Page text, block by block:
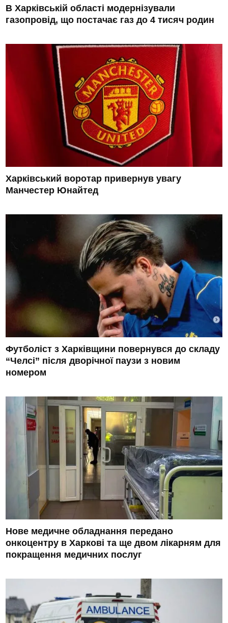
В Харківській області модернізували
газопровід, що постачає газ до 4 тисяч родин
Харківський воротар привернув увагу
Манчестер Юнайтед
Футболіст з Харківщини повернувся до складу
“Челсі” після дворічної паузи з новим
номером
Нове медичне обладнання передано
онкоцентру в Харкові та ще двом лікарням для
покращення медичних послуг